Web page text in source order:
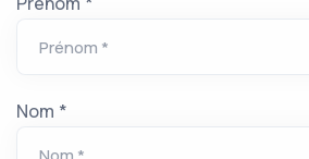
Nom *